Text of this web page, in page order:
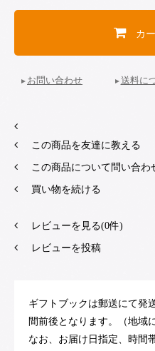
カ
お問い合わせ 送料に
この商品を友達に教える
この商品について問い合わ
買い物を続ける
レビューを見る(0件)
レビューを投稿
ギフトブックは郵送にて発
間前後となります。（地域
なお、お届け日指定、時間